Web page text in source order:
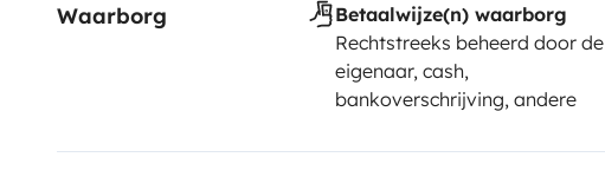
Waarborg
Betaalwijze(n) waarborg
Rechtstreeks beheerd door de
eigenaar, cash,
bankoverschrijving, andere